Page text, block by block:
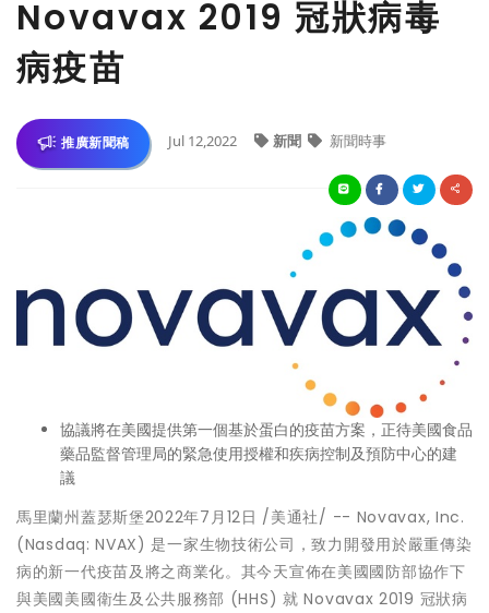
Novavax 2019 冠狀病毒
病疫苗
推廣新聞稿 Jul 12,2022 新聞 新聞時事
協議將在美國提供第一個基於蛋白的疫苗方案，正待美國食品
藥品監督管理局的緊急使用授權和疾病控制及預防中心的建
議
馬里蘭州蓋瑟斯堡2022年7月12日 /美通社/ -- Novavax, Inc.
(Nasdaq: NVAX) 是一家生物技術公司，致力開發用於嚴重傳染
病的新一代疫苗及將之商業化。其今天宣佈在美國國防部協作下
與美國美國衛生及公共服務部 (HHS) 就 Novavax 2019 冠狀病